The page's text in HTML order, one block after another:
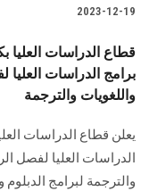
2023-12-19
قطاع الدراسات العليا
واللغويات والترجمة
يعلن قطاع الدراسات
والترجمة لبرامج